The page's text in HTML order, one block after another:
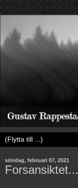
söndag, februari 07, 2021
Forsansiktet...